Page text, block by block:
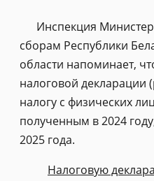
Инспекция
сборам Республики
области напоминает,
налоговой декларации
налогу с физических
полученным в 2024
2025 года.
Налоговую